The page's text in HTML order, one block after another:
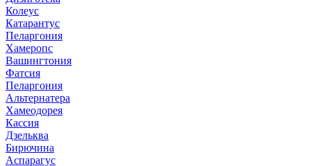
Колеус
Катарантус
Пеларгония
Хамеропс
Вашингтония
Фатсия
Пеларгония
Альтернатера
Хамеодорея
Кассия
Дзельква
Бирючина
Аспарагус